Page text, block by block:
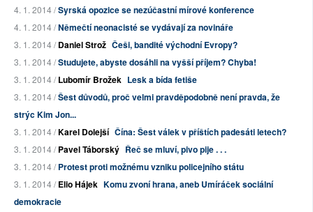
4. 1. 2014 /Syrská opozice se nezúčastní mírové konference
4. 1. 2014 /Němečtí neonacisté se vydávají za novináře
3. 1. 2014 /Daniel Strož Češi, bandité východní Evropy?
3. 1. 2014 /Studujete, abyste dosáhli na vyšší příjem? Chyba!
3. 1. 2014 /Lubomír Brožek Lesk a bída fetiše
3. 1. 2014 /Šest důvodů, proč velmi pravděpodobně není pravda, že
strýc Kim Jon...
3. 1. 2014 /Karel Dolejší Čína: Šest válek v příštích padesáti letech?
3. 1. 2014 /Pavel Táborský Řeč se mluví, pivo pije . . .
3. 1. 2014 /Protest proti možnému vzniku policejního státu
3. 1. 2014 /Elio Hájek Komu zvoní hrana, aneb Umíráček sociální
demokracie